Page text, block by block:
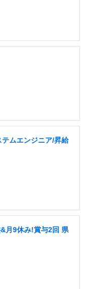
テムエンジニア/昇給
月9休み!賞与2回 県